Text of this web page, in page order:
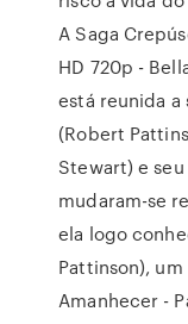
A Saga
HD 720p -
está reunida a
(Robert
Stewart) e
mudaram-se
ela logo
Pattinson),
Amanhecer -